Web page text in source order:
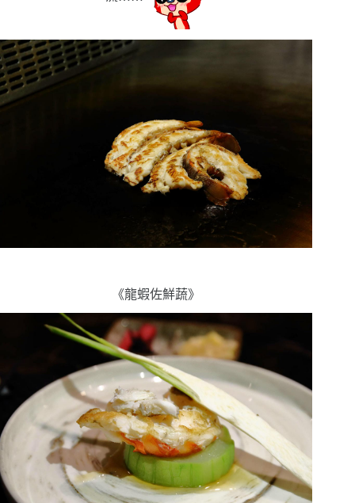
《龍蝦佐鮮蔬》